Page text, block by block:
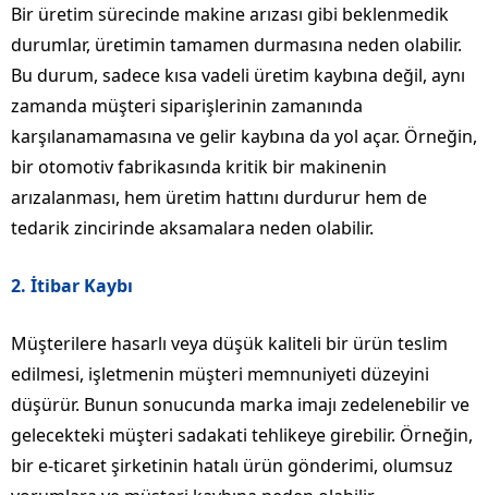
Bir üretim sürecinde makine arızası gibi beklenmedik
durumlar, üretimin tamamen durmasına neden olabilir.
Bu durum, sadece kısa vadeli üretim kaybına değil, aynı
zamanda müşteri siparişlerinin zamanında
karşılanamamasına ve gelir kaybına da yol açar. Örneğin,
bir otomotiv fabrikasında kritik bir makinenin
arızalanması, hem üretim hattını durdurur hem de
tedarik zincirinde aksamalara neden olabilir.
2. İtibar Kaybı
Müşterilere hasarlı veya düşük kaliteli bir ürün teslim
edilmesi, işletmenin müşteri memnuniyeti düzeyini
düşürür. Bunun sonucunda marka imajı zedelenebilir ve
gelecekteki müşteri sadakati tehlikeye girebilir. Örneğin,
bir e-ticaret şirketinin hatalı ürün gönderimi, olumsuz